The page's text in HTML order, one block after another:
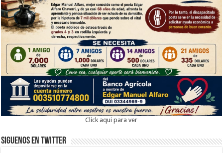
Click aqui para ver
Siguenos en twitter